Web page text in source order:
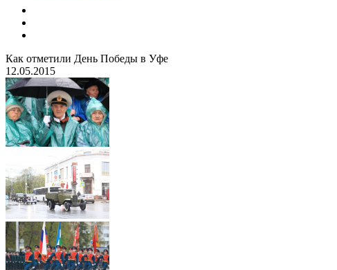
Как отметили День Победы в Уфе
12.05.2015